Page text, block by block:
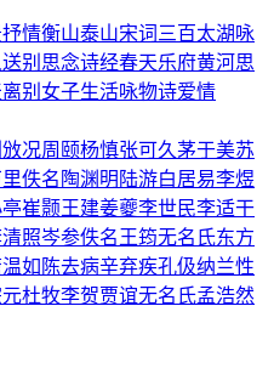
抒情衡山泰山宋词三百太湖 咏
送别 思念诗经春天乐府黄河思
离别 女子生活咏物诗爱情
况周颐杨慎张可久茅于美苏
佚名 陶渊明 陆游白居易李煜
崔颢王建姜夔李世民李适干
照岑参佚名 王筠无名氏东方
如 陈去病辛弃疾孔伋纳兰性
杜牧李贺贾谊无名氏孟浩然